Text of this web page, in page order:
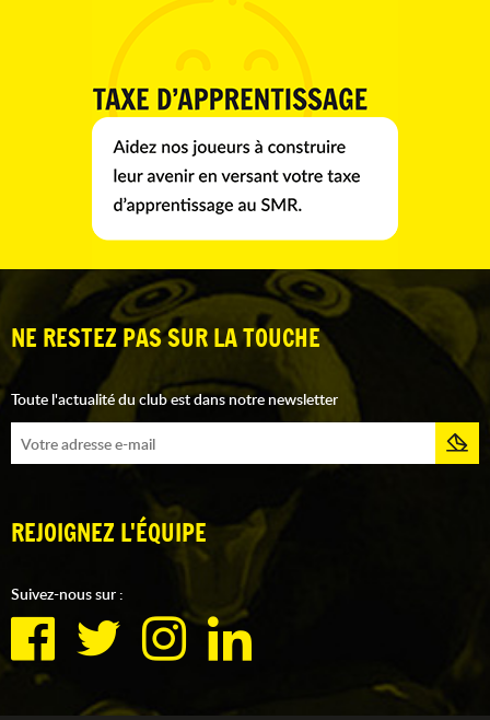
NE RESTEZ PAS SUR LA TOUCHE
Toute l'actualité du club est dans notre newsletter
REJOIGNEZ L'ÉQUIPE
Suivez-nous sur :